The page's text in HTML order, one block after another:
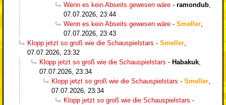
Wenn es kein Abseits gewesen wäre - ramondub
07.07.2026, 23:44
Wenn es kein Abseits gewesen wäre - Smeller
07.07.2026, 23:43
Klopp jetzt so groß wie die Schauspielstars - Smeller
07.07.2026, 23:32
Klopp jetzt so groß wie die Schauspielstars - Habakuk
07.07.2026, 23:34
Klopp jetzt so groß wie die Schauspielstars - Smeller
07.07.2026, 23:34
Klopp jetzt so groß wie die Schauspielstars -